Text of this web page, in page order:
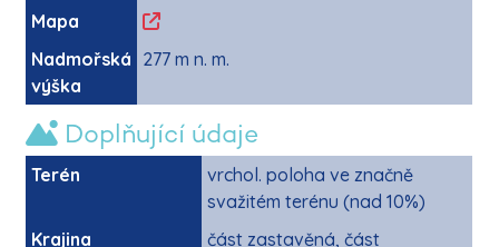
Mapa
Nadmořská
výška
277 m n. m.
Doplňující údaje
Terén
vrchol. poloha ve značně
svažitém terénu (nad 10%)
Krajina
část zastavěná, část